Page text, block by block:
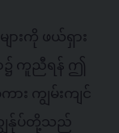
ားကို ဖယ်ရှား
ာ၌ ကူညီရန် ဤ
း ကျွမ်းကျင်
ျွန်ုပ်တို့သည်